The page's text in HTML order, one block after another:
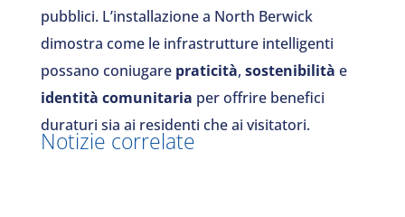
pubblici. L’installazione a North Berwick
dimostra come le infrastrutture intelligenti
possano coniugare praticità, sostenibilità e
identità comunitaria per offrire benefici
duraturi sia ai residenti che ai visitatori.
Notizie correlate